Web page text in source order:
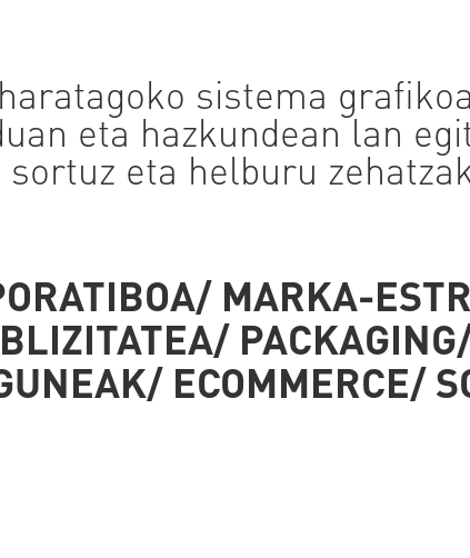
sistema
eta hazkundean lan
sortuz eta helburu
MARKA-
ECOMMERCE/